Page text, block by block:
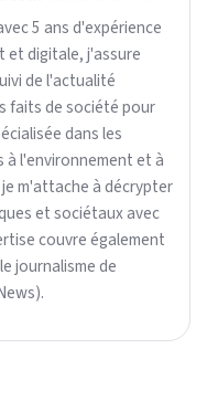
5 ans d'expérience
et digitale, j'assure
de l'actualité
faits de société pour
dans les
à l'environnement et à
m'attache à décrypter
et sociétaux avec
couvre également
journalisme de